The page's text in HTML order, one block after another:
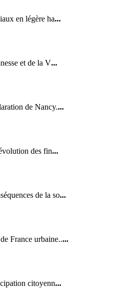
en légère ha...
et de la V...
de Nancy....
des fin...
de la so...
France urbaine.....
citoyenn...